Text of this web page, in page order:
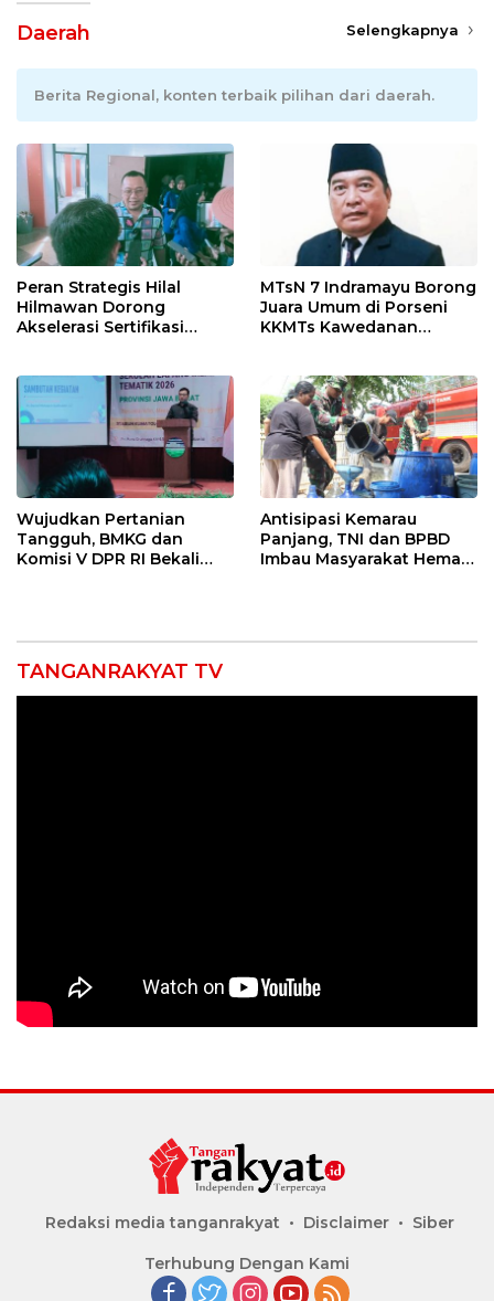
Daerah Selengkapnya
Berita Regional, konten terbaik pilihan dari daerah.
Peran Strategis Hilal
Hilmawan Dorong
Akselerasi Sertifikasi
Indramayu
MTsN 7 Indramayu Borong
Juara Umum di Porseni
KKMTs Kawedanan
Wujudkan Pertanian
Tangguh, BMKG dan
Komisi V DPR RI Bekali
Antisipasi Kemarau
Panjang, TNI dan BPBD
Imbau Masyarakat Hemat
TANGANRAKYAT TV
Redaksi media tanganrakyat Disclaimer Siber
Terhubung Dengan Kami